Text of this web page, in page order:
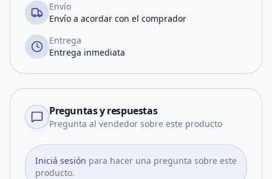
Envío
Envío a acordar con el comprador
Entrega
Entrega inmediata
Preguntas y respuestas
Pregunta al vendedor sobre este producto
Iniciá sesión para hacer una pregunta sobre este
producto.